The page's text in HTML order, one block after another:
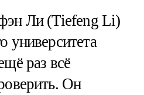
Ли (Tiefeng Li)
университета
раз всё
Он